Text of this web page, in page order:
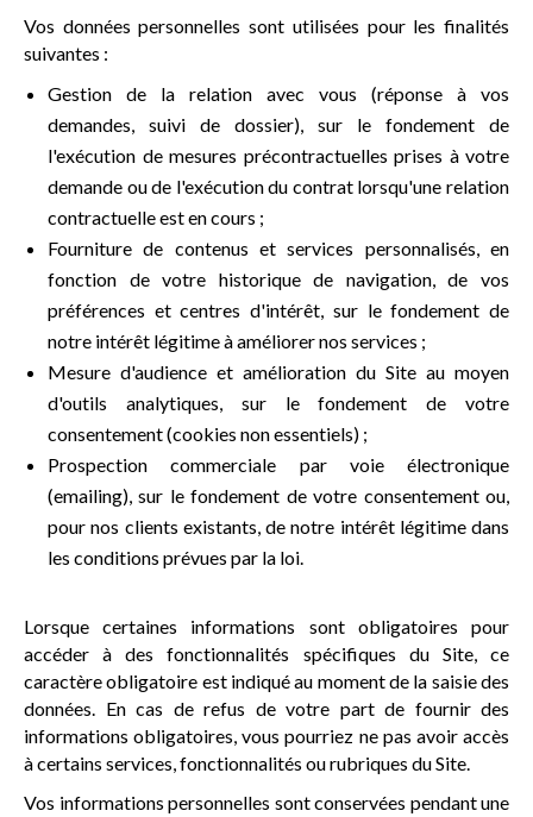
Vos données personnelles sont utilisées pour les finalités
suivantes :
Gestion de la relation avec vous (réponse à vos
demandes, suivi de dossier), sur le fondement de
l'exécution de mesures précontractuelles prises à votre
demande ou de l'exécution du contrat lorsqu'une relation
contractuelle est en cours ;
Fourniture de contenus et services personnalisés, en
fonction de votre historique de navigation, de vos
préférences et centres d'intérêt, sur le fondement de
notre intérêt légitime à améliorer nos services ;
Mesure d'audience et amélioration du Site au moyen
d'outils analytiques, sur le fondement de votre
consentement (cookies non essentiels) ;
Prospection commerciale par voie électronique
(emailing), sur le fondement de votre consentement ou,
pour nos clients existants, de notre intérêt légitime dans
les conditions prévues par la loi.
Lorsque certaines informations sont obligatoires pour
accéder à des fonctionnalités spécifiques du Site, ce
caractère obligatoire est indiqué au moment de la saisie des
données. En cas de refus de votre part de fournir des
informations obligatoires, vous pourriez ne pas avoir accès
à certains services, fonctionnalités ou rubriques du Site.
Vos informations personnelles sont conservées pendant une